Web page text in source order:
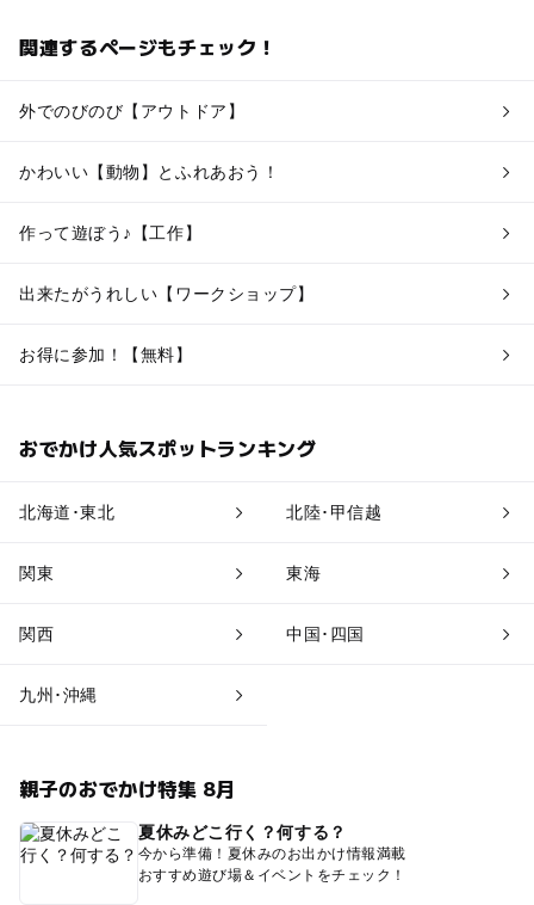
関連するページもチェック！
外でのびのび【アウトドア】
かわいい【動物】とふれあおう！
作って遊ぼう♪【工作】
出来たがうれしい【ワークショップ】
お得に参加！【無料】
おでかけ人気スポットランキング
北海道･東北 北陸･甲信越
関東 東海
関西 中国･四国
九州･沖縄
親子のおでかけ特集 8月
夏休みどこ行く？何する？
今から準備！夏休みのお出かけ情報満載
おすすめ遊び場＆イベントをチェック！